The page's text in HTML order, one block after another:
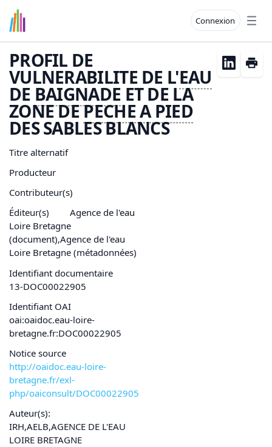
Connexion
PROFIL DE
VULNERABILITE DE L'EAU
DE BAIGNADE ET DE LA
ZONE DEPECHE A PIED
DES SABLES BLANCS
Titre alternatif
Producteur
Contributeur(s)
Éditeur(s)
Agence de l'eau
Loire Bretagne
(document),Agence de l'eau
Loire Bretagne (métadonnées)
Identifiant documentaire
13-DOC00022905
Identifiant OAI
oai:oaidoc.eau-loire-
bretagne.fr:DOC00022905
Notice source
http://oaidoc.eau-loire-
bretagne.fr/exl-
php/oaiconsult/DOC00022905
Auteur(s):
IRH,AELB,AGENCE DE L'EAU
LOIRE BRETAGNE